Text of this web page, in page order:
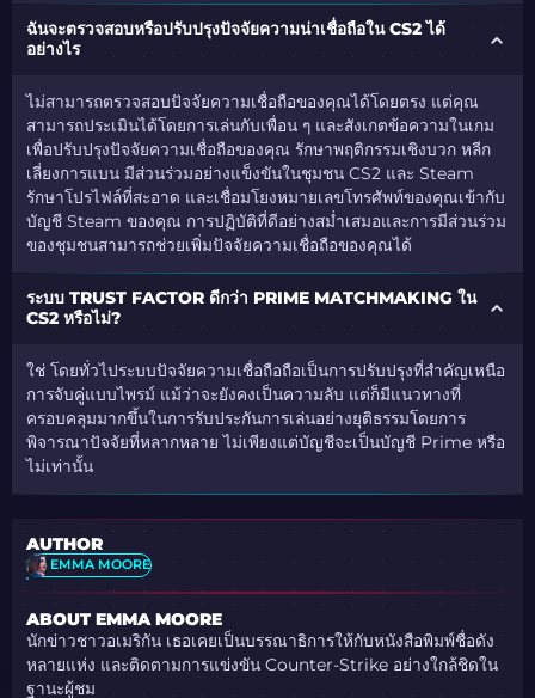
ฉันจะตรวจสอบหรือปรับปรุงปัจจัยความน่าเชื่อถือใน CS2 ได้
อย่างไร
ไม่สามารถตรวจสอบปัจจัยความเชื่อถือของคุณได้โดยตรง แต่คุณ
สามารถประเมินได้โดยการเล่นกับเพื่อน ๆ และสังเกตข้อความในเกม
เพื่อปรับปรุงปัจจัยความเชื่อถือของคุณ รักษาพฤติกรรมเชิงบวก หลีก
เลี่ยงการแบน มีส่วนร่วมอย่างแข็งขันในชุมชน CS2 และ Steam
รักษาโปรไฟล์ที่สะอาด และเชื่อมโยงหมายเลขโทรศัพท์ของคุณเข้ากับ
บัญชี Steam ของคุณ การปฏิบัติที่ดีอย่างสม่ำเสมอและการมีส่วนร่วม
ของชุมชนสามารถช่วยเพิ่มปัจจัยความเชื่อถือของคุณได้
ระบบ TRUST FACTOR ดีกว่า PRIME MATCHMAKING ใน
CS2 หรือไม่?
ใช่ โดยทั่วไประบบปัจจัยความเชื่อถือถือเป็นการปรับปรุงที่สำคัญเหนือ
การจับคู่แบบไพรม์ แม้ว่าจะยังคงเป็นความลับ แต่ก็มีแนวทางที่
ครอบคลุมมากขึ้นในการรับประกันการเล่นอย่างยุติธรรมโดยการ
พิจารณาปัจจัยที่หลากหลาย ไม่เพียงแต่บัญชีจะเป็นบัญชี Prime หรือ
ไม่เท่านั้น
AUTHOR
EMMA MOORE
ABOUT EMMA MOORE
นักข่าวชาวอเมริกัน เธอเคยเป็นบรรณาธิการให้กับหนังสือพิมพ์ชื่อดัง
หลายแห่ง และติดตามการแข่งขัน Counter-Strike อย่างใกล้ชิดใน
ฐานะผู้ชม